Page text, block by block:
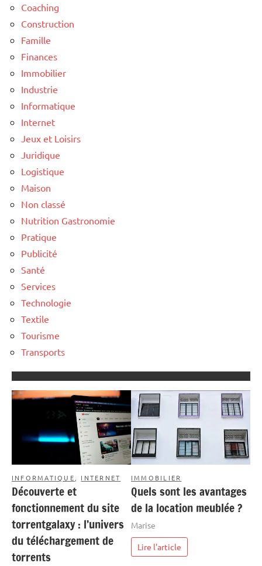
Coaching
Construction
Famille
Finances
Immobilier
Industrie
Informatique
Internet
Jeux et Loisirs
Juridique
Logistique
Maison
Non classé
Nutrition Gastronomie
Pratique
Publicité
Santé
Services
Technologie
Textile
Tourisme
Transports
INFORMATIQUE INTERNET
Découverte et
fonctionnement du site
torrentgalaxy : l’univers
du téléchargement de
torrents
IMMOBILIER
Quels sont les avantages
de la location meublée ?
Marise
Lire l'article